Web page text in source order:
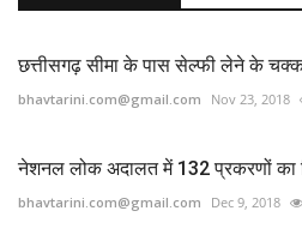
छत्तीसगढ़ सीमा के पास सेल्फी लेने के चक्कर
bhavtarini.com@gmail.com Nov 23, 2018
नेशनल लोक अदालत में 132 प्रकरणों का
bhavtarini.com@gmail.com Dec 9, 2018